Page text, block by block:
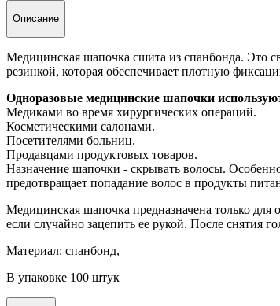
Описание
Медицинская шапочка сшита из спанбонда. Это
резинкой, которая обеспечивает плотную
Одноразовые медицинские шапочки
Медиками во время хирургических операций.
Косметическими салонами.
Посетителями больниц.
Продавцами продуктовых товаров.
Назначение шапочки - скрывать волосы.
предотвращает попадание волос в продукты
Медицинская шапочка предназначена только для
если случайно зацепить ее рукой. После снятия
Материал: спанбонд,
В упаковке 100 штук